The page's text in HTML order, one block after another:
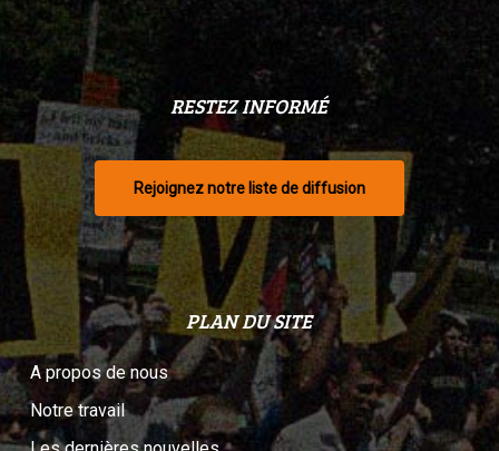
RESTEZ INFORMÉ
Rejoignez notre liste de diffusion
PLAN DU SITE
A propos de nous
Notre travail